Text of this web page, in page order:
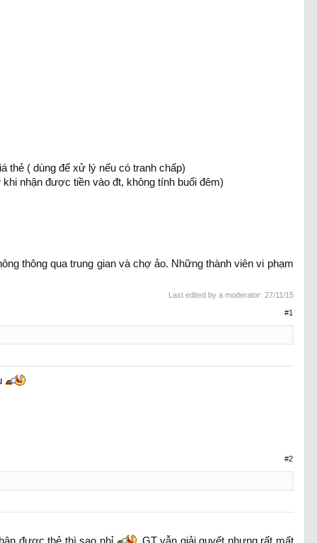
thẻ ( dùng để xử lý nếu có tranh chấp)
nhận được tiền vào đt, không tính buổi đêm)
thông qua trung gian và chợ ảo. Những thành viên vi phạm
Last edited by a moderator: 27/11/15
#1
#2
được thẻ thì sao nhỉ
GT vẫn giải quyết nhưng rất mất